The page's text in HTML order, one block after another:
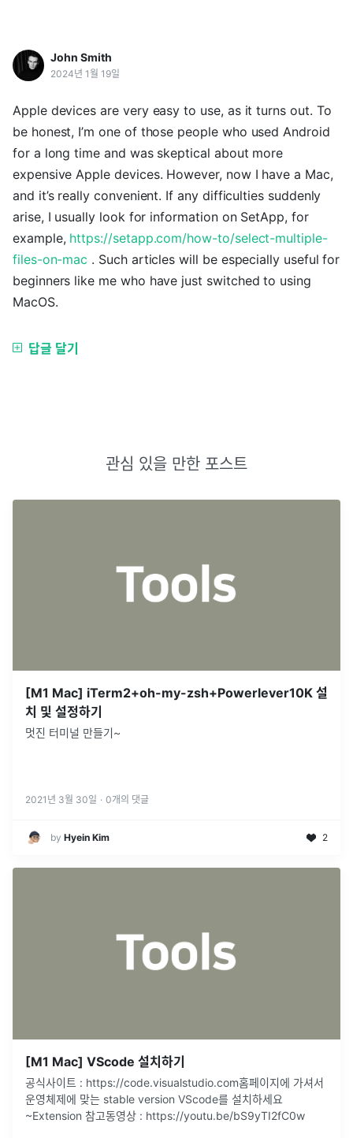
John Smith
2024년 1월 19일
Apple devices are very easy to use, as it turns out. To
be honest, I’m one of those people who used Android
for a long time and was skeptical about more
expensive Apple devices. However, now I have a Mac,
and it’s really convenient. If any difficulties suddenly
arise, I usually look for information on SetApp, for
example, https://setapp.com/how-to/select-multiple-
files-on-mac . Such articles will be especially useful for
beginners like me who have just switched to using
MacOS.
답글 달기
관심 있을 만한 포스트
[M1 Mac] iTerm2+oh-my-zsh+Powerlever10K 설
치 및 설정하기
멋진 터미널 만들기~
2021년 3월 30일 · 0개의 댓글
by Hyein Kim 2
[M1 Mac] VScode 설치하기
공식사이트 : https://code.visualstudio.com홈페이지에 가셔서
운영체제에 맞는 stable version VScode를 설치하세요
~Extension 참고동영상 : https://youtu.be/bS9yTI2fC0w